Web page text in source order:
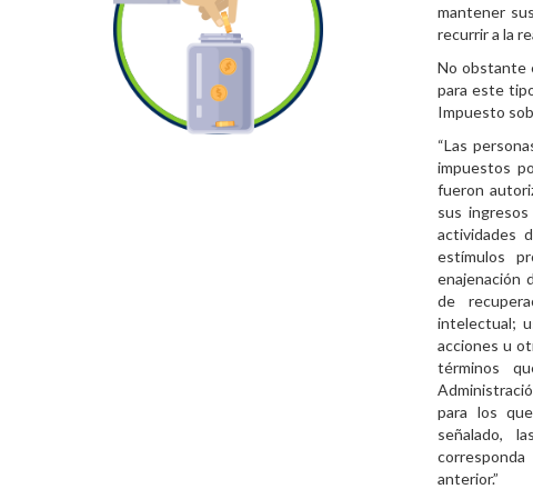
mantener
recurrir a la
No obstante
para este
Impuesto
“Las
impuestos
fueron
sus
actividades
estímulos
enajenación
de
intelectual;
acciones u
términos
para los
señalado,
anterior.”